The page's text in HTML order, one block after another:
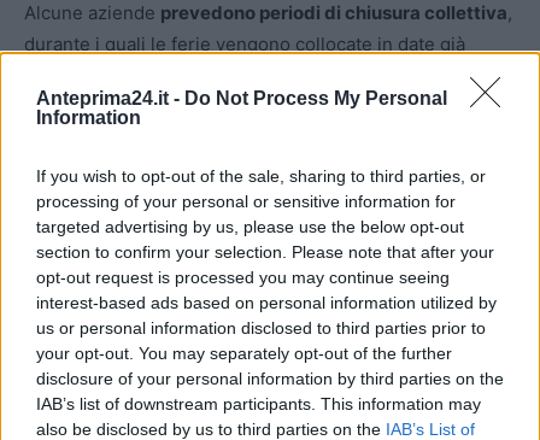
Anteprima24.it - Do Not Process My Personal
Information
If you wish to opt-out of the sale, sharing to third parties, or
processing of your personal or sensitive information for
targeted advertising by us, please use the below opt-out
section to confirm your selection. Please note that after your
opt-out request is processed you may continue seeing
interest-based ads based on personal information utilized by
us or personal information disclosed to third parties prior to
your opt-out. You may separately opt-out of the further
disclosure of your personal information by third parties on the
IAB’s list of downstream participants. This information may
also be disclosed by us to third parties on the IAB’s List of
Alcune aziende prevedono periodi di chiusura collettiva,
durante i quali le ferie vengono collocate in date già
stabilite, mentre in altri contesti i dipendenti dispongono
di una maggiore flessibilità.
Potercontare su regole chiare e conoscere i propri diritti
aiuta ad affrontare la pianificazione delle ferie con
maggiore tranquillità.